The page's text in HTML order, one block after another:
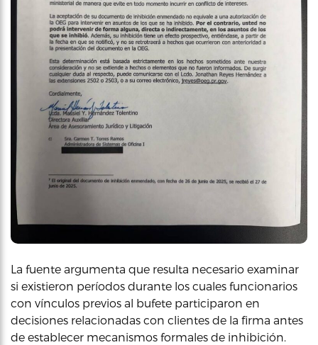
La fuente argumenta que resulta necesario examinar
si existieron períodos durante los cuales funcionarios
con vínculos previos al bufete participaron en
decisiones relacionadas con clientes de la firma antes
de establecer mecanismos formales de inhibición.